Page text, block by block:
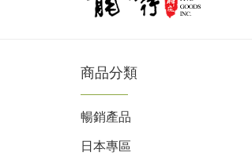
商品分類
暢銷產品
日本專區